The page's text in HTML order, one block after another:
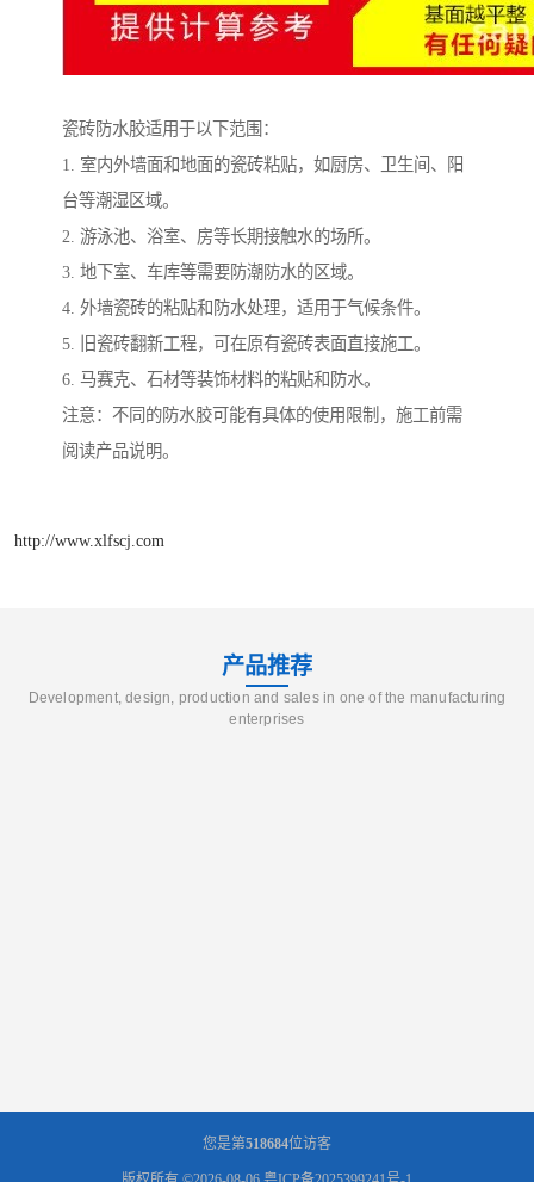
瓷砖防水胶适用于以下范围：
1. 室内外墙面和地面的瓷砖粘贴，如厨房、卫生间、阳
台等潮湿区域。
2. 游泳池、浴室、房等长期接触水的场所。
3. 地下室、车库等需要防潮防水的区域。
4. 外墙瓷砖的粘贴和防水处理，适用于气候条件。
5. 旧瓷砖翻新工程，可在原有瓷砖表面直接施工。
6. 马赛克、石材等装饰材料的粘贴和防水。
注意：不同的防水胶可能有具体的使用限制，施工前需
阅读产品说明。
http://www.xlfscj.com
产品推荐
Development, design, production and sales in one of the manufacturing
enterprises
您是第518684位访客